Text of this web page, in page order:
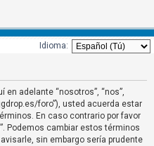
Idioma:
en adelante “nosotros”, “nos”,
foro”), usted acuerda estar
En caso contrario por favor
Podemos cambiar estos términos
sin embargo sería prudente